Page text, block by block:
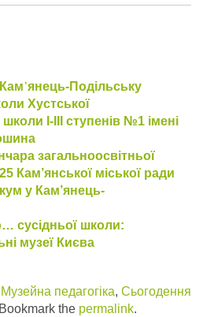
Подільську
Хустської
школи I-III ступенів №1 імені
загальноосвітньої
Кам’янської міської ради
у Кам’янець-
сусідньої школи:
музеї Києва
Музейна педагогіка, Сьогодення
the permalink.